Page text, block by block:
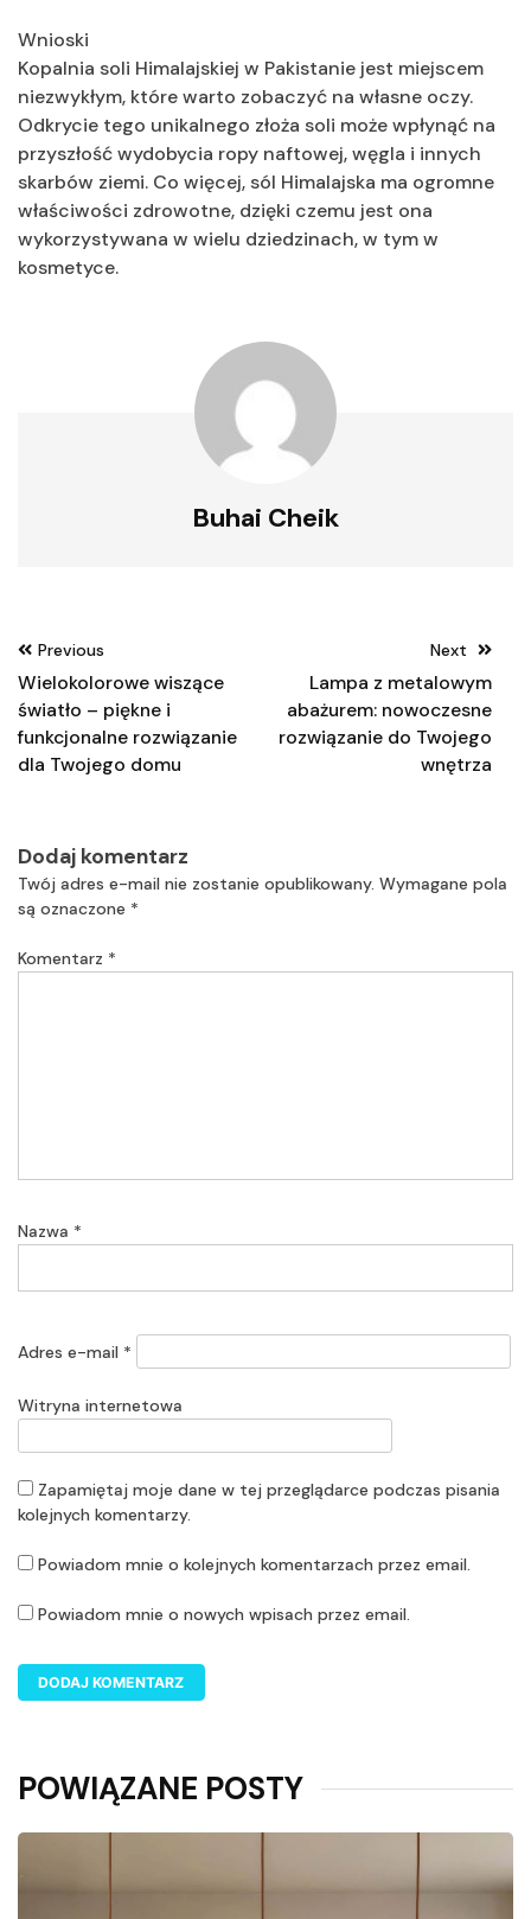
Wnioski
Kopalnia soli Himalajskiej w Pakistanie jest miejscem
niezwykłym, które warto zobaczyć na własne oczy.
Odkrycie tego unikalnego złoża soli może wpłynąć na
przyszłość wydobycia ropy naftowej, węgla i innych
skarbów ziemi. Co więcej, sól Himalajska ma ogromne
właściwości zdrowotne, dzięki czemu jest ona
wykorzystywana w wielu dziedzinach, w tym w
kosmetyce.
Buhai Cheik
Nawigacja
wpisu
Previous
Wielokolorowe wiszące
światło – piękne i
funkcjonalne rozwiązanie
dla Twojego domu
Next
Lampa z metalowym
abażurem: nowoczesne
rozwiązanie do Twojego
wnętrza
Dodaj komentarz
Twój adres e-mail nie zostanie opublikowany. Wymagane pola
są oznaczone *
Komentarz *
Nazwa *
Adres e-mail *
Witryna internetowa
Zapamiętaj moje dane w tej przeglądarce podczas pisania
kolejnych komentarzy.
Powiadom mnie o kolejnych komentarzach przez email.
Powiadom mnie o nowych wpisach przez email.
POWIĄZANE POSTY